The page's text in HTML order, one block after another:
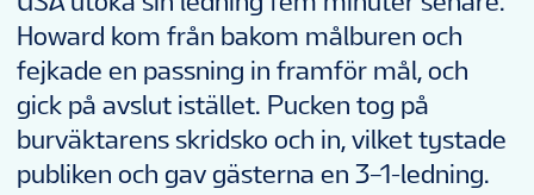
Howard kom från bakom målburen och
fejkade en passning in framför mål, och
gick på avslut istället. Pucken tog på
burväktarens skridsko och in, vilket tystade
publiken och gav gästerna en 3–1-ledning.